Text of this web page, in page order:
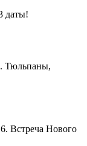
даты!
Тюльпаны,
Встреча Нового